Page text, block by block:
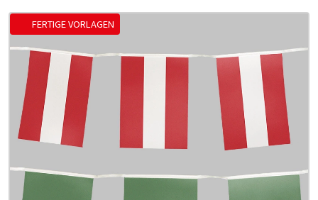
FERTIGE VORLAGEN